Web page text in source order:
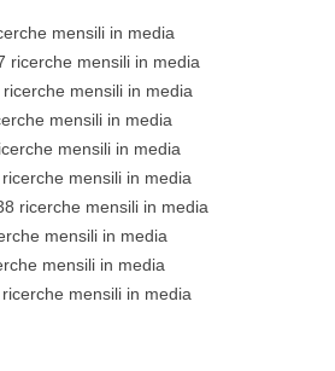
mensili in media
ricerche mensili in media
mensili in media
mensili in media
mensili in media
mensili in media
ricerche mensili in media
mensili in media
mensili in media
mensili in media